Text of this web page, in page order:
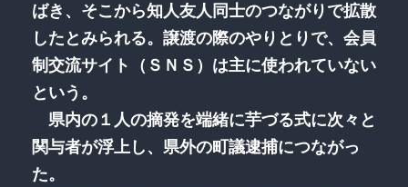
ばき、そこから知人友人同士のつながりで拡散
したとみられる。譲渡の際のやりとりで、会員
制交流サイト（ＳＮＳ）は主に使われていない
という。
県内の１人の摘発を端緒に芋づる式に次々と
関与者が浮上し、県外の町議逮捕につながっ
た。